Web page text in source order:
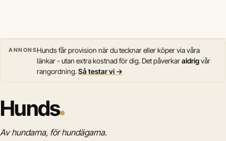
ANNONSHunds får provision när du tecknar eller köper via våra
länkar - utan extra kostnad för dig. Det påverkaraldrigvår
rangordning.Så testar vi →
Hunds
Av hundarna, för hundägarna.